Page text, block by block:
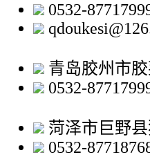
0532-
青岛胶州市
0532-
菏泽市巨野
0532-